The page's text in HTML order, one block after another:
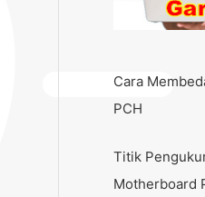
Cara
PCH
Titik
Motherboard